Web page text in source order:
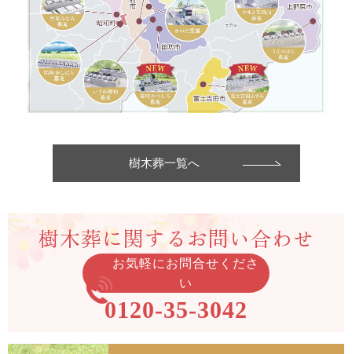
樹木葬一覧へ
樹木葬に関する お問い合わせ
お気軽にお問合せくださ
い
0120-35-3042